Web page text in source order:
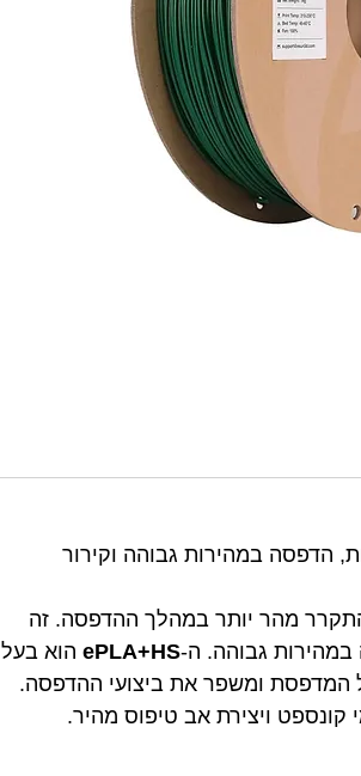
הדפסה במהירות גבוהה וקירור
מהר יותר במהלך ההדפסה. זה
גבוהה. ה-ePLA+HS הוא בעל
המדפסת ומשפר את ביצועי ההדפסה.
קונספט ויצירת אב טיפוס מהיר.